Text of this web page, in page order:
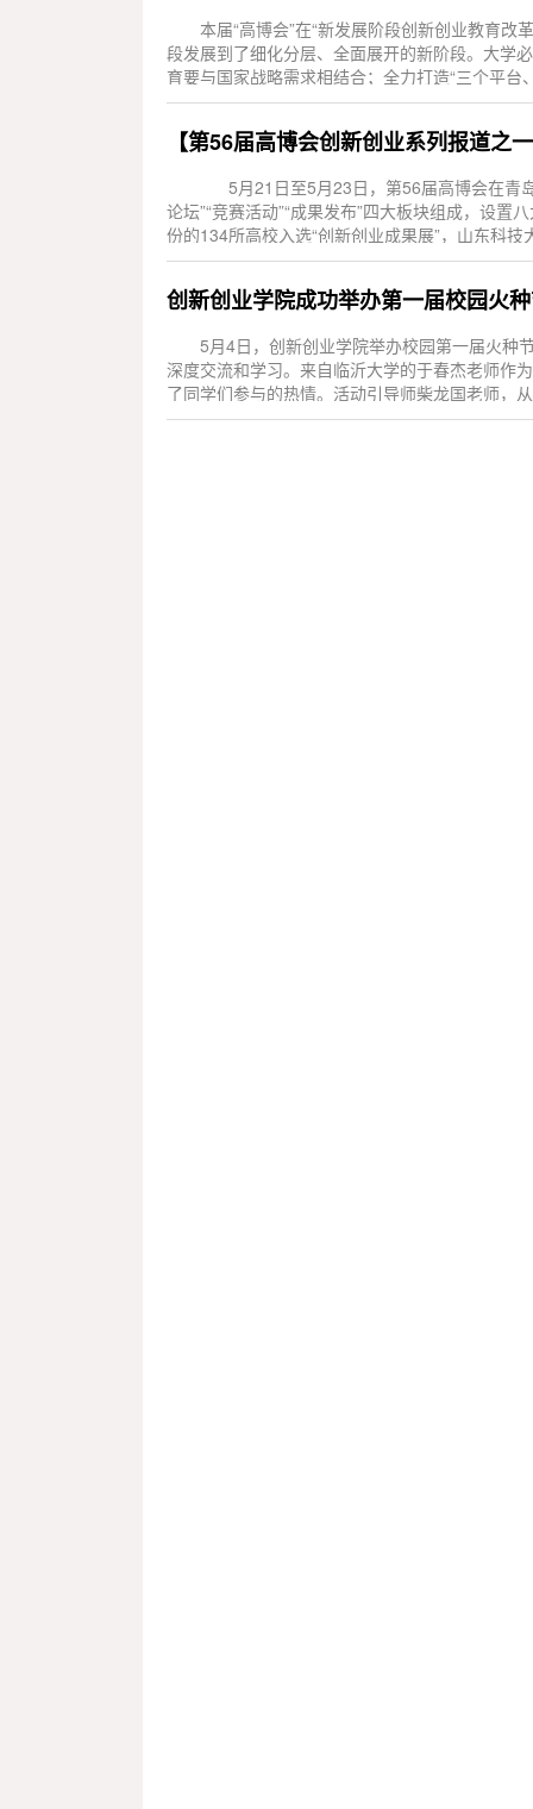
本届“高博会”在“新发展阶段创新创业教育
段发展到了细化分层、全面展开的新阶段。大学
育要与国家战略需求相结合；全力打造“三个平
【第56届高博会创新创业系列报道
5月21日至5月23日，第56届高博会在青岛
论坛”“竞赛活动”“成果发布”四大板块组成，设
份的134所高校入选“创新创业成果展”，山东科
创新创业学院成功举办第一届校园火
5月4日，创新创业学院举办校园第一届火种
深度交流和学习。来自临沂大学的于春杰老师作
了同学们参与的热情。活动引导师柴龙国老师，
语连珠...